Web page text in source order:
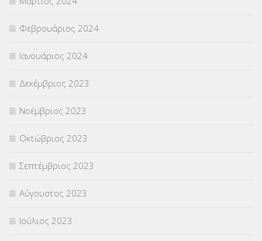
Φεβρουάριος 2024
Ιανουάριος 2024
Δεκέμβριος 2023
Νοέμβριος 2023
Οκτώβριος 2023
Σεπτέμβριος 2023
Αύγουστος 2023
Ιούλιος 2023